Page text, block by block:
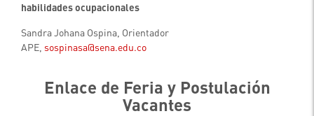
habilidades ocupacionales
Sandra Johana Ospina, Orientador
APE, sospinasa@sena.edu.co
Enlace de Feria y Postulación
Vacantes